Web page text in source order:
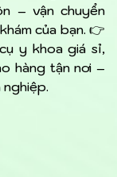
– vận chuyển
của bạn. 👉
y khoa giá sỉ,
hàng tận nơi –